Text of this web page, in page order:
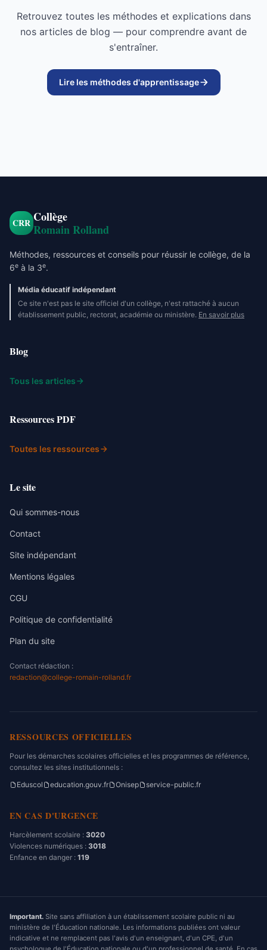
Retrouvez toutes les méthodes et explications dans
nos articles de blog — pour comprendre avant de
s'entraîner.
Lire les méthodes d'apprentissage
CRR Collège
Romain Rolland
Méthodes, ressources et conseils pour réussir le collège, de la
6e à la 3e.
Média éducatif indépendant
Ce site n'est pas le site officiel d'un collège, n'est rattaché à aucun
établissement public, rectorat, académie ou ministère. En savoir plus
Blog
Tous les articles
Ressources PDF
Toutes les ressources
Le site
Qui sommes-nous
Contact
Site indépendant
Mentions légales
CGU
Politique de confidentialité
Plan du site
Contact rédaction :
redaction@college-romain-rolland.fr
RESSOURCES OFFICIELLES
Pour les démarches scolaires officielles et les programmes de référence,
consultez les sites institutionnels :
Eduscol
education.gouv.fr Onisep service-public.fr
EN CAS D'URGENCE
Harcèlement scolaire : 3020
Violences numériques : 3018
Enfance en danger : 119
Important. Site sans affiliation à un établissement scolaire public ni au
ministère de l'Éducation nationale. Les informations publiées ont valeur
indicative et ne remplacent pas l'avis d'un enseignant, d'un CPE, d'un